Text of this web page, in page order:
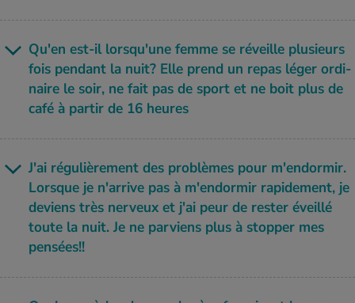
Qu'en est-il lors­qu'une femme se réveille plu­sieurs
fois pen­dant la nuit? Elle prend un repas léger ordi­
naire le soir, ne fait pas de sport et ne boit plus de
café à par­tir de 16 heures
J'ai régu­liè­re­ment des pro­blèmes pour m'en­dor­mir.
Lorsque je n'ar­rive pas à m'en­dor­mir rapi­de­ment, je
deviens très ner­veux et j'ai peur de res­ter éveillé
toute la nuit. Je ne par­viens plus à stop­per mes
pen­sées!!